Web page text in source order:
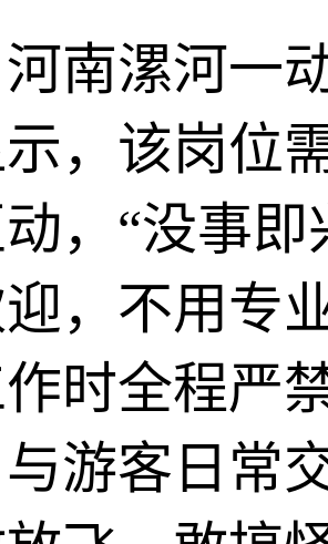
南漯河一
，该岗位
，“没事
，不用专
时全程严
游客日常